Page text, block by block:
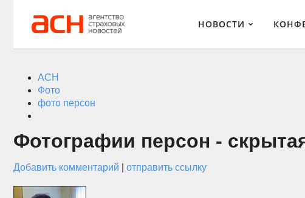
НОВОСТИ
АСН
Фото
фото персон
Фотографии персон -
Добавить комментарий отправить ссылку